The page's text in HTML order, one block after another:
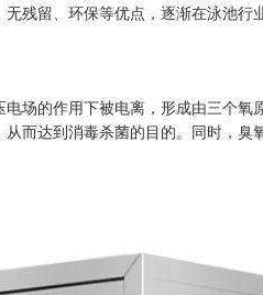
残留、环保等优点，逐渐在泳池
场的作用下被电离，形成由三个氧
而达到消毒杀菌的目的。同时，